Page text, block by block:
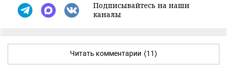
Подписывайтесь на наши
каналы
Читать комментарии (11)